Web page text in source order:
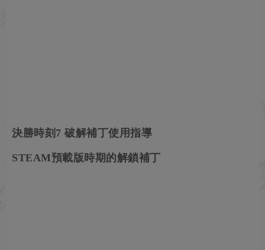
決勝時刻7 破解補丁使用指導
STEAM預載版時期的解鎖補丁